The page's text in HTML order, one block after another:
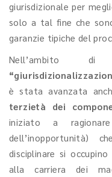
giurisdizionale per
solo a tal fine che
garanzie tipiche del
Nell’ambito
è stata avanzata
terzietà dei
iniziato a
dell’inopportunità)
disciplinare si
alla carriera dei